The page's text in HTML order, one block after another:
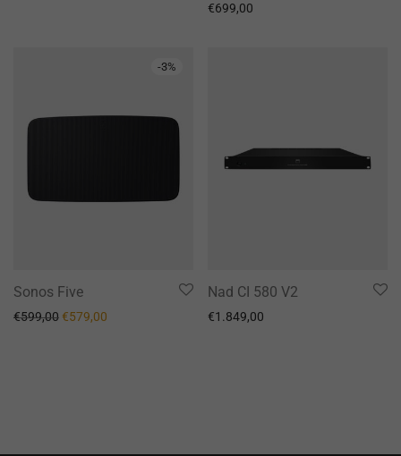
€699,00
-3%
Sonos Five
€599,00Il prezzo originale era: €599,00.
€579,00 Il prezzo attuale è: €579,00.
Nad CI 580 V2
€1.849,00